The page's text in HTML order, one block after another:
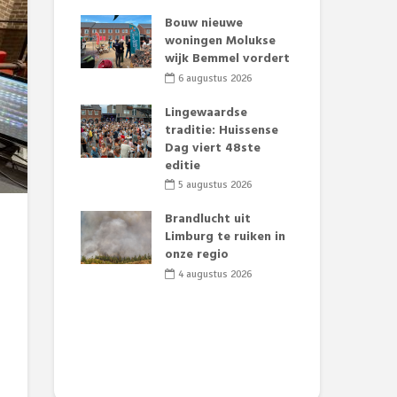
gezicht
events!
op
Bouw nieuwe
woningen Molukse
wijk Bemmel vordert
6 augustus 2026
Lingewaardse
traditie: Huissense
Dag viert 48ste
editie
5 augustus 2026
Brandlucht uit
Limburg te ruiken in
onze regio
4 augustus 2026